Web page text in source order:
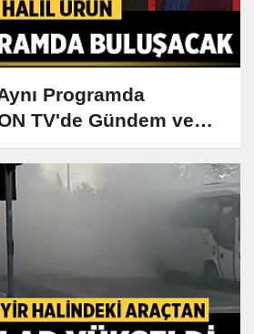
Programda
TV'de Gündem ve